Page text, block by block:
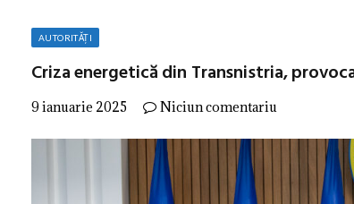
AUTORITĂȚI
Criza energetică din Transnistria,
9 ianuarie 2025 Niciun comentariu